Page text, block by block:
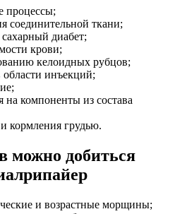
процессы;
соединительной ткани;
диабет;
крови;
келоидных рубцов;
инъекций;
на компоненты из состава
кормления грудью.
можно добиться
и возрастные морщины;